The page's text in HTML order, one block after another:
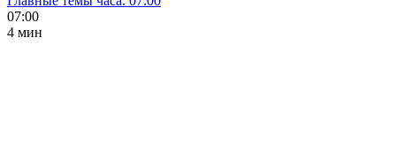
07:00
4 мин